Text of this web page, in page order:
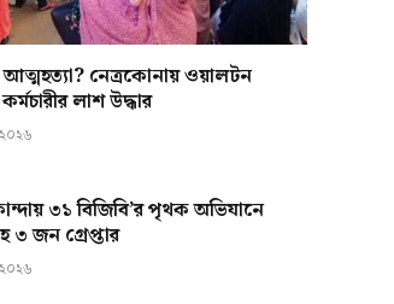
আত্মহত্যা? নেত্রকোনায় ওয়ালটন
লাশ উদ্ধার
৩১ বিজিবি’র পৃথক অভিযানে
৩ জন গ্রেপ্তার